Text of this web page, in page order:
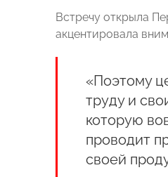
Встречу открыла
акцентировала
«Поэтому
труду и
которую
проводит
своей